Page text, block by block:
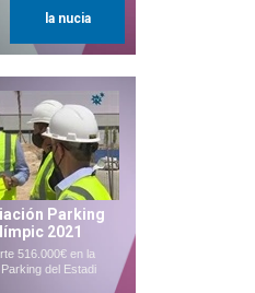
la nucia
Parking
2021
516.000€ en la
del Estadi